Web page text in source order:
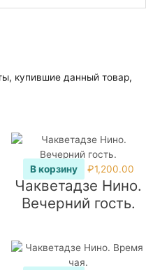
купившие данный товар,
В корзину ₽1,200.00
Чакветадзе Нино.
Вечерний гость.